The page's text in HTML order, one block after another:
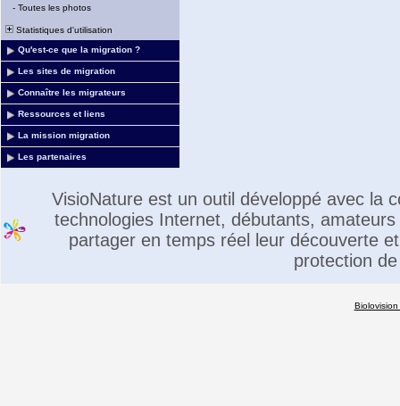
- Toutes les photos
Statistiques d'utilisation
Qu'est-ce que la migration ?
Les sites de migration
Connaître les migrateurs
Ressources et liens
La mission migration
Les partenaires
VisioNature est un outil développé avec la
technologies Internet, débutants,
partager en temps réel leur découverte
protection
Biolovision